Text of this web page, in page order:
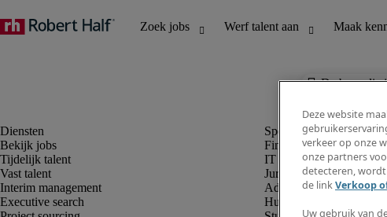
De baan die
Bekijk jobs
Tijdelijk talent
Vast talent
Interim management
Executive search
Finance en boekhouding
IT en digital
Juridisch
Administratie en office
Human resources
Deze website
verkeer op onze
onze partners
detecteren,
de linkVerkoop
Uw gebruik van